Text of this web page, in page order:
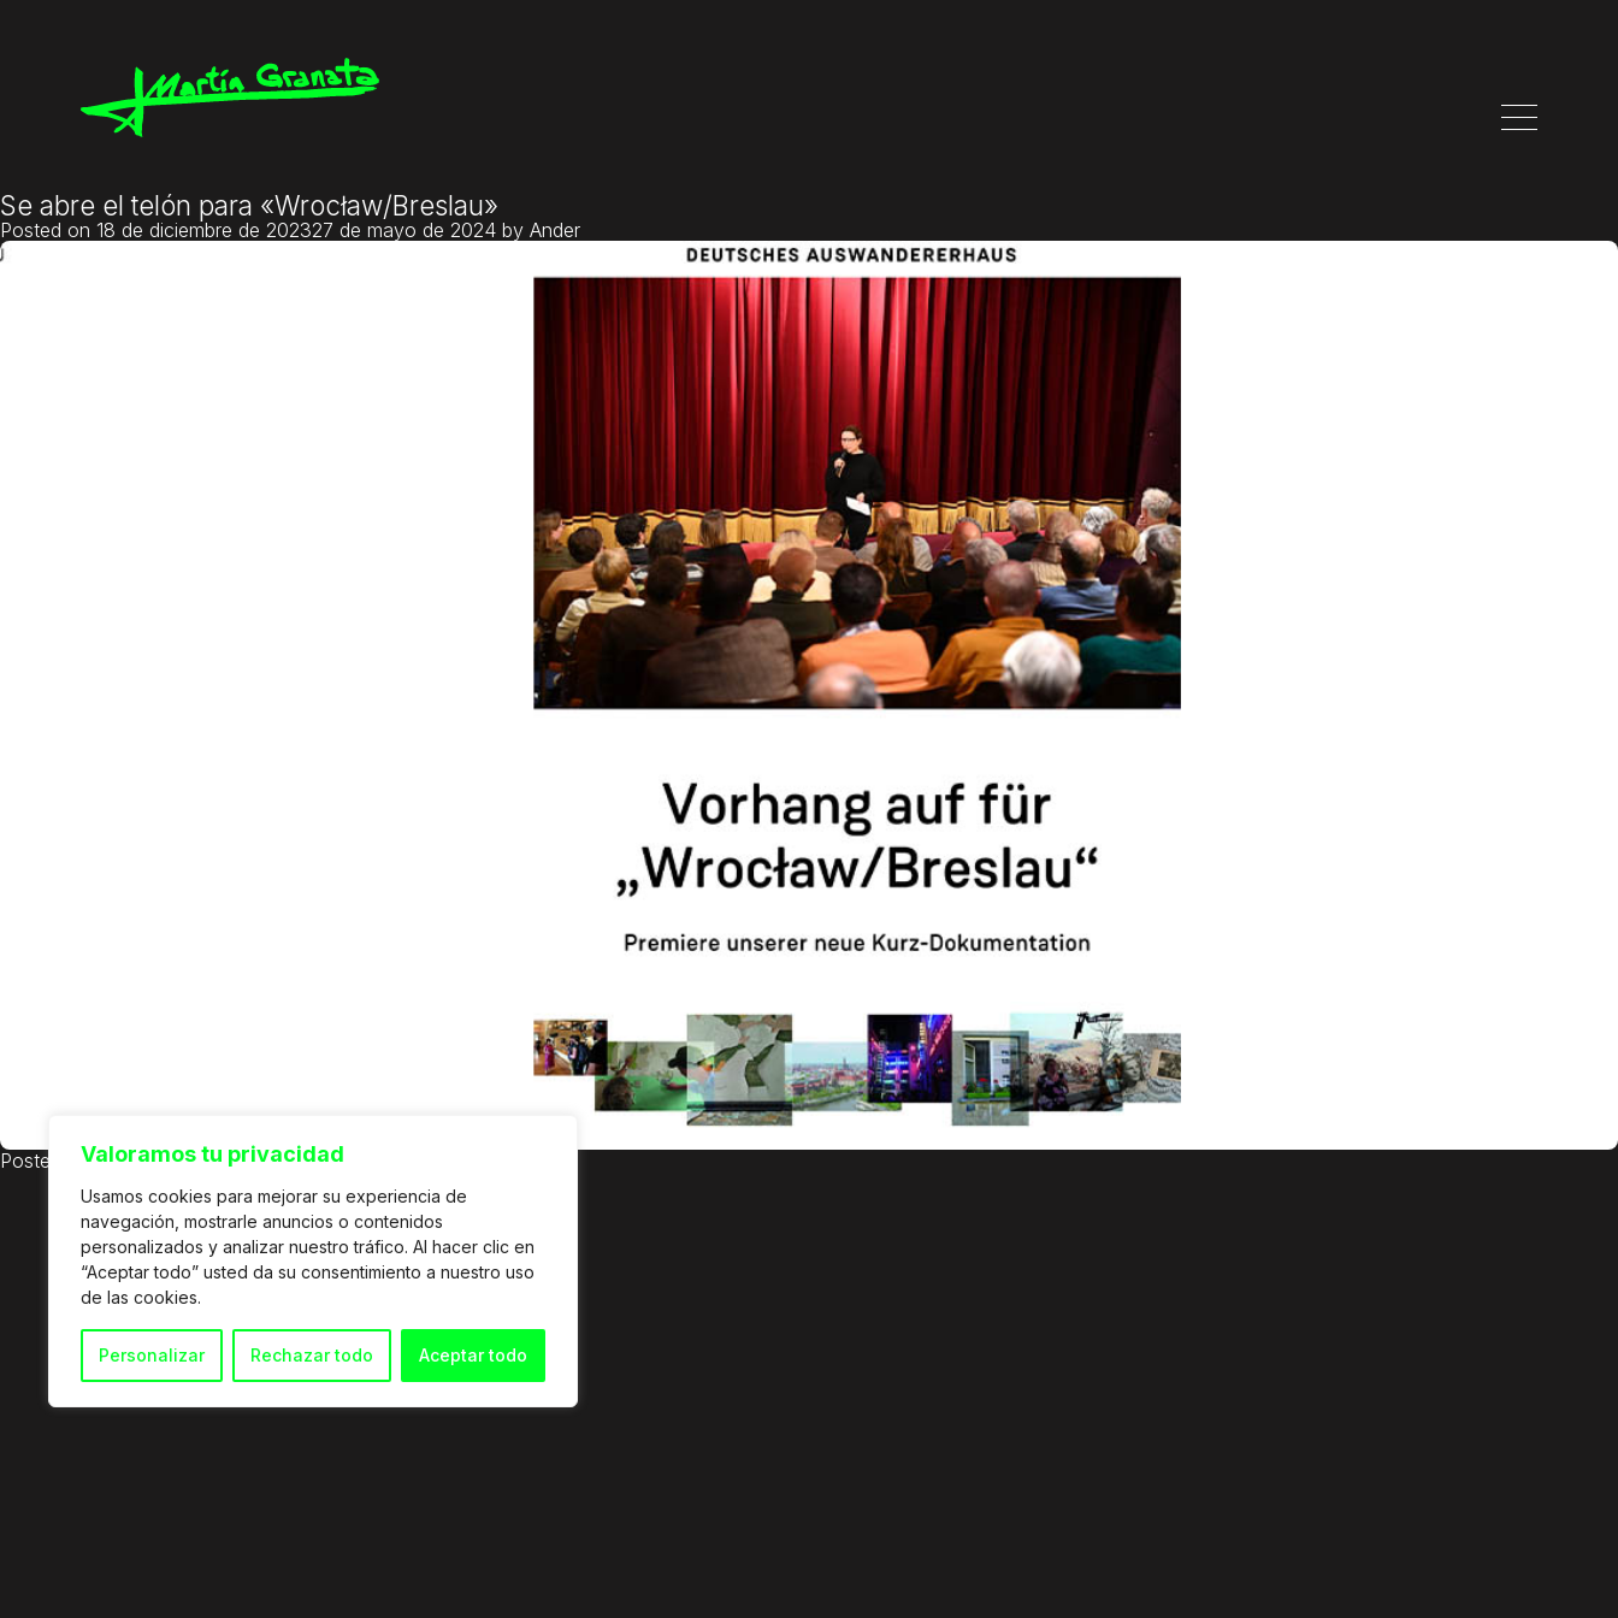
Valoramos tu privacidad
Usamos cookies para mejorar su experiencia de
navegación, mostrarle anuncios o contenidos
personalizados y analizar nuestro tráfico. Al hacer clic en
“Aceptar todo” usted da su consentimiento a nuestro uso
de las cookies.
Personalizar Rechazar todo Aceptar todo
Se abre el telón para «Wrocław/Breslau»
Posted on 18 de diciembre de 202327 de mayo de 2024 by Ander
Posted inDeutsches Auswandererhaus